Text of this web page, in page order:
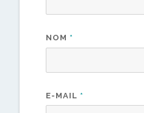
NOM *
E-MAIL *